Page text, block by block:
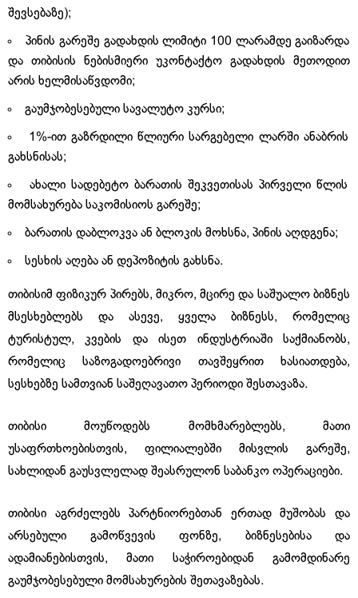
შევსებაზე);
პინის გარეშე გადახდის ლიმიტი 100 ლარამდე გაიზარდა
და თიბისის ნებისმიერი უკონტაქტო გადახდის მეთოდით
არის ხელმისაწვდომი;
გაუმჯობესებული სავალუტო კურსი;
1%-ით გაზრდილი წლიური სარგებელი ლარში ანაბრის
გახსნისას;
ახალი სადებეტო ბარათის შეკვეთისას პირველი წლის
მომსახურება საკომისიოს გარეშე;
ბარათის დაბლოკვა ან ბლოკის მოხსნა, პინის აღდგენა;
სესხის აღება ან დეპოზიტის გახსნა.
თიბისიმ ფიზიკურ პირებს, მიკრო, მცირე და საშუალო ბიზნეს
მსესხებლებს და ასევე, ყველა ბიზნესს, რომელიც
ტურისტულ, კვების და ისეთ ინდუსტრიაში საქმიანობს,
რომელიც საზოგადოებრივი თავშეყრით ხასიათდება,
სესხებზე სამთვიან საშეღავათო პერიოდი შესთავაზა.
თიბისი მოუწოდებს მომხმარებლებს, მათი
უსაფრთხოებისთვის, ფილიალებში მისვლის გარეშე,
სახლიდან გაუსვლელად შეასრულონ საბანკო ოპერაციები.
თიბისი აგრძელებს პარტნიორებთან ერთად მუშობას და
არსებული გამოწვევის ფონზე, ბიზნესებისა და
ადამიანებისთვის, მათი საჭიროებიდან გამომდინარე
გაუმჯობესებული მომსახურების შეთავაზებას.